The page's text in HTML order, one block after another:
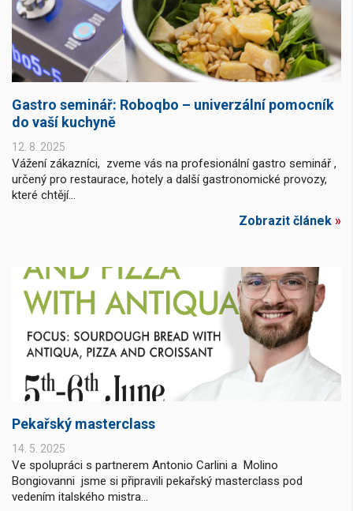
Gastro seminář: Roboqbo – univerzální pomocník
do vaší kuchyně
12. 8. 2025
Vážení zákazníci, zveme vás na profesionální gastro seminář ,
určený pro restaurace, hotely a další gastronomické provozy,
které chtějí...
Zobrazit článek »
Pekařský masterclass
14. 5. 2025
Ve spolupráci s partnerem Antonio Carlini a Molino
Bongiovanni jsme si připravili pekařský masterclass pod
vedením italského mistra...